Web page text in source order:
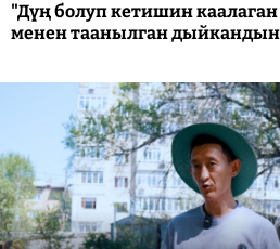
"Дүң болуп кетишин
менен таанылган